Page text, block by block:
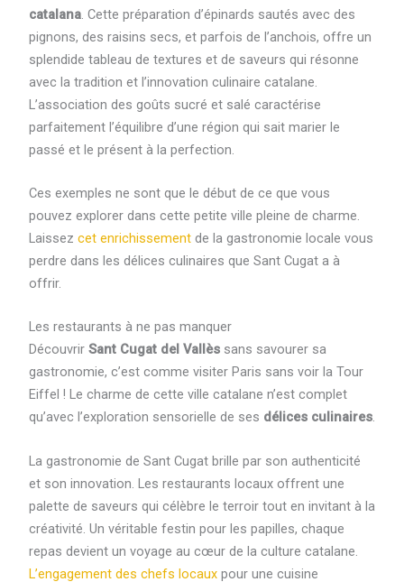
catalana. Cette préparation d’épinards sautés avec des
pignons, des raisins secs, et parfois de l’anchois, offre un
splendide tableau de textures et de saveurs qui résonne
avec la tradition et l’innovation culinaire catalane.
L’association des goûts sucré et salé caractérise
parfaitement l’équilibre d’une région qui sait marier le
passé et le présent à la perfection.
Ces exemples ne sont que le début de ce que vous
pouvez explorer dans cette petite ville pleine de charme.
Laissez cet enrichissementde la gastronomie locale vous
perdre dans les délices culinaires que Sant Cugat a à
offrir.
Les restaurants à ne pas manquer
Découvrir Sant Cugat del Vallèssans savourer sa
gastronomie, c’est comme visiter Paris sans voir la Tour
Eiffel ! Le charme de cette ville catalane n’est complet
qu’avec l’exploration sensorielle de ses délices culinaires.
La gastronomie de Sant Cugat brille par son authenticité
et son innovation. Les restaurants locaux offrent une
palette de saveurs qui célèbre le terroir tout en invitant à la
créativité. Un véritable festin pour les papilles, chaque
repas devient un voyage au cœur de la culture catalane.
L’engagement des chefs locauxpour une cuisine